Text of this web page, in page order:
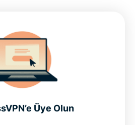
Üye Olun